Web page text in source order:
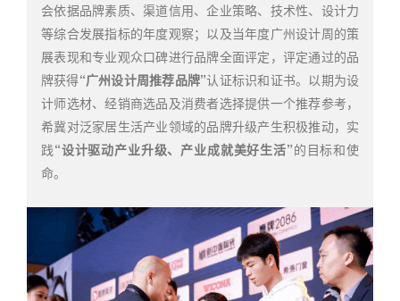
会依据品牌素质、渠道信用、企业策略、技术性、设计力
等综合发展指标的年度观察；以及当年度广州设计周的策
展表现和专业观众口碑进行品牌全面评定，评定通过的品
牌获得“广州设计周推荐品牌”认证标识和证书。以期为设
计师选材、经销商选品及消费者选择提供一个推荐参考，
希冀对泛家居生活产业领域的品牌升级产生积极推动，实
践“设计驱动产业升级、产业成就美好生活”的目标和使
命。